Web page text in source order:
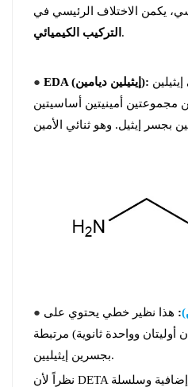
يكمن الاختلاف الرئيسي في
التركيب الكيميائي .
● EDA (إيثيلين ديامين):
مجموعتين أمينيتين أساسيتين
● : هذا نظير خطي يحتوي على
أوليتان وواحدة ثانوية) مرتبطة
بجسرين إيثيليين.
نظراً لأن DETA يحتوي على ذرة نيتروجين إضافية وسلسلة